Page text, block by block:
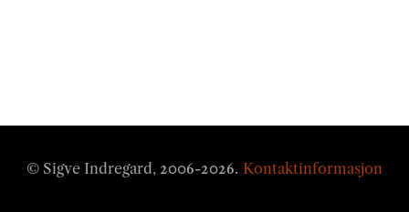
© Sigve Indregard, 2006-2026. Kontaktinformasjon